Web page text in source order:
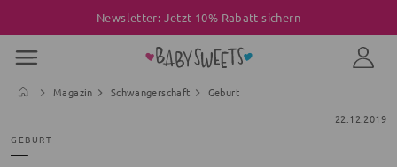
Newsletter: Jetzt 10% Rabatt sichern
Magazin Schwangerschaft
Geburt
22.12.2019
GEBURT